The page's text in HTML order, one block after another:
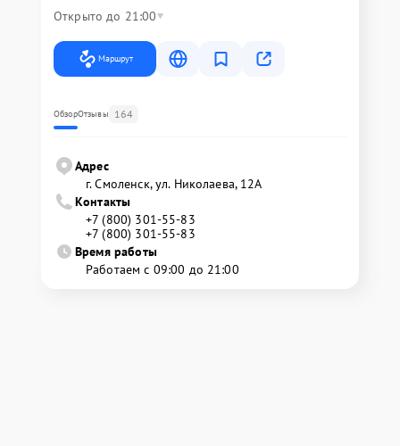
Открыто до 21:00
Маршрут
ОбзорОтзывы 164
Адрес
г. Смоленск, ул. Николаева, 12А
Контакты
+7 (800) 301-55-83
+7 (800) 301-55-83
Время работы
Работаем с 09:00 до 21:00